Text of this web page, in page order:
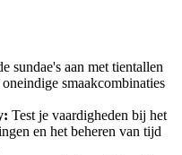
sundae's aan met tientallen
smaakcombinaties
Test je vaardigheden bij het
en het beheren van tijd